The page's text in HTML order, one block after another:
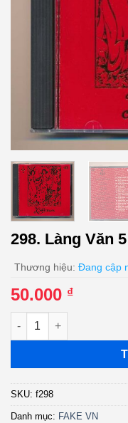
298. Làng Văn
Thương hiệu: Đang cập
50.000 ₫
298. Làng Văn 5 - Xuân
SKU: f298
Danh mục: FAKE VN